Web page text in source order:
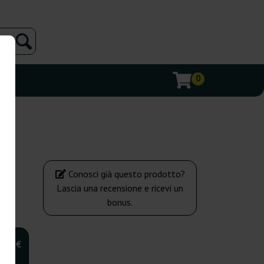
0
€
Conosci già questo prodotto?
Lascia una recensione e ricevi un
bonus.